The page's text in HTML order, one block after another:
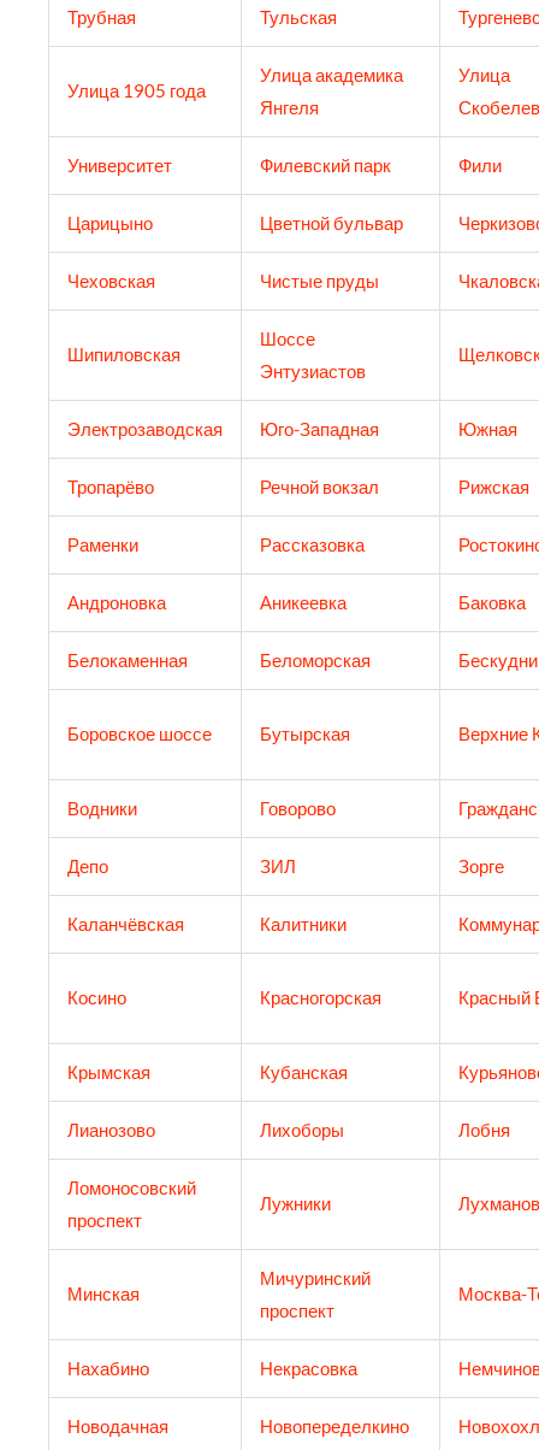
Трубная Тульская
Улица 1905 года
Улица академика
Янгеля
Улица
Университет Филевский парк Фили
Царицыно Цветной бульвар
Чеховская Чистые пруды
Шипиловская
Шоссе
Энтузиастов
Электрозаводская Юго-Западная Южная
Тропарёво Речной вокзал Рижская
Раменки Рассказовка
Андроновка Аникеевка Баковка
Белокаменная Беломорская
Боровское шоссе Бутырская Верхние
Водники Говорово
Депо ЗИЛ Зорге
Каланчёвская Калитники
Косино Красногорская Красный
Крымская Кубанская
Лианозово Лихоборы Лобня
Ломоносовский
проспект
Лужники
Минская
Мичуринский
проспект
Москва-
Нахабино Некрасовка
Новодачная Новопеределкино